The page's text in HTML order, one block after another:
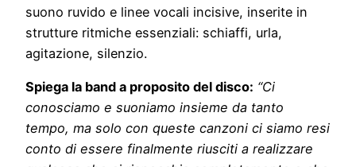
suono ruvido e linee vocali incisive, inserite in
strutture ritmiche essenziali: schiaffi, urla,
agitazione, silenzio.
Spiega la band a proposito del disco: “Ci
conosciamo e suoniamo insieme da tanto
tempo, ma solo con queste canzoni ci siamo resi
conto di essere finalmente riusciti a realizzare